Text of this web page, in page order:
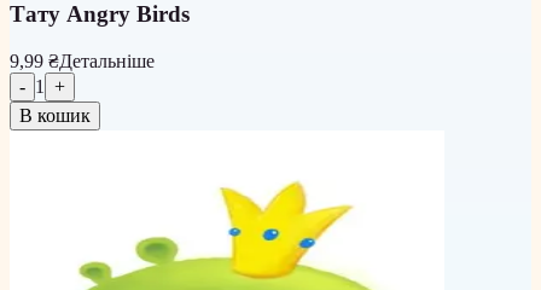
Тату Angry Birds
9,99 ₴Детальніше
- 1
+
В кошик